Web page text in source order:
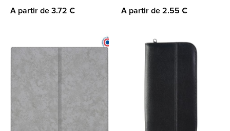
A partir de 3.72 €
A partir de 2.55 €